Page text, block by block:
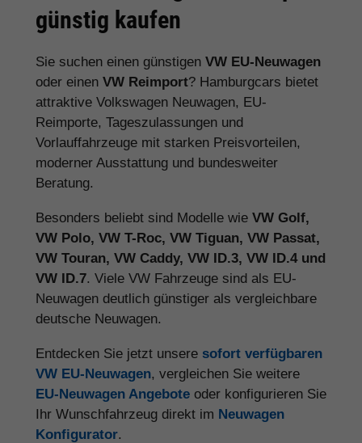
günstig kaufen
Sie suchen einen günstigen VW EU-Neuwagen
oder einen VW Reimport? Hamburgcars bietet
attraktive Volkswagen Neuwagen, EU-
Reimporte, Tageszulassungen und
Vorlauffahrzeuge mit starken Preisvorteilen,
moderner Ausstattung und bundesweiter
Beratung.
Besonders beliebt sind Modelle wie VW Golf,
VW Polo, VW T-Roc, VW Tiguan, VW Passat,
VW Touran, VW Caddy, VW ID.3, VW ID.4 und
VW ID.7. Viele VW Fahrzeuge sind als EU-
Neuwagen deutlich günstiger als vergleichbare
deutsche Neuwagen.
Entdecken Sie jetzt unsere sofort verfügbaren
VW EU-Neuwagen, vergleichen Sie weitere
EU-Neuwagen Angebote oder konfigurieren Sie
Ihr Wunschfahrzeug direkt im Neuwagen
Konfigurator.